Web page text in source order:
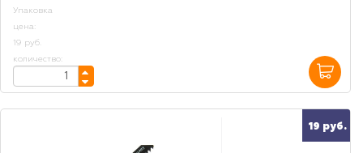
Упаковка
цена:
19 руб.
количество:
19 руб.